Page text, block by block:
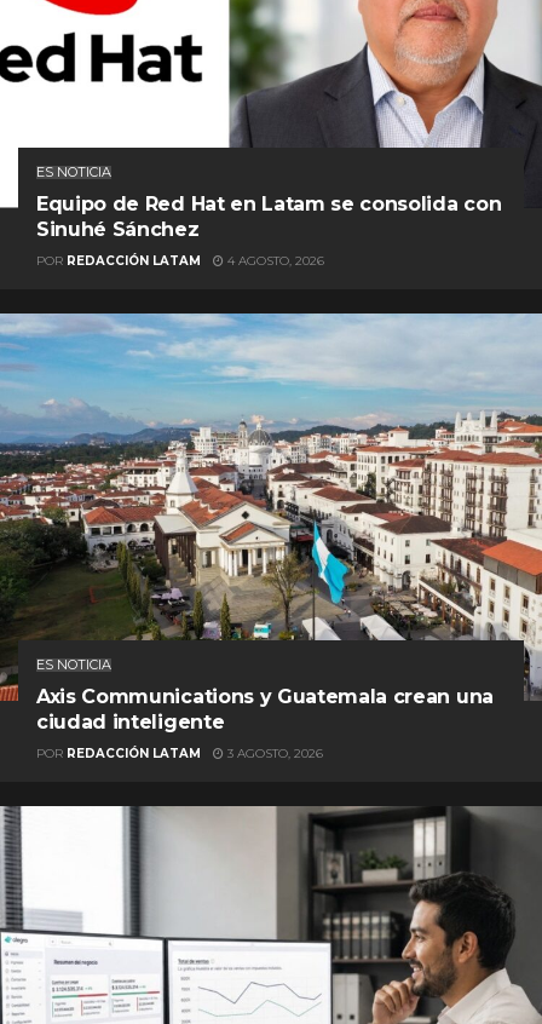
ES NOTICIA
Equipo de Red Hat en Latam se consolida con
Sinuhé Sánchez
POR REDACCIÓN LATAM 4 AGOSTO, 2026
ES NOTICIA
Axis Communications y Guatemala crean una
ciudad inteligente
POR REDACCIÓN LATAM 3 AGOSTO, 2026